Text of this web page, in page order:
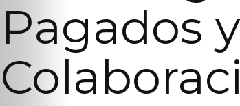
Pagados y